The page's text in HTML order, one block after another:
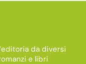
da diversi
e libri